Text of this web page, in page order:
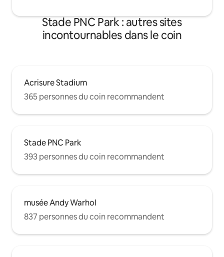
Stade PNC Park : autres sites
incontournables dans le coin
Acrisure Stadium
365 personnes du coin recommandent
Stade PNC Park
393 personnes du coin recommandent
musée Andy Warhol
837 personnes du coin recommandent